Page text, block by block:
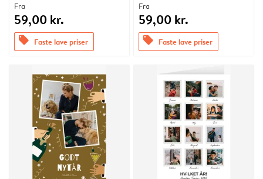
Fra
59,00 kr.
offers Faste lave priser
Fra
59,00 kr.
offers Faste lave priser